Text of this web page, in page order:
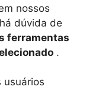
nossos
dúvida de
ferramentas
.
usuários